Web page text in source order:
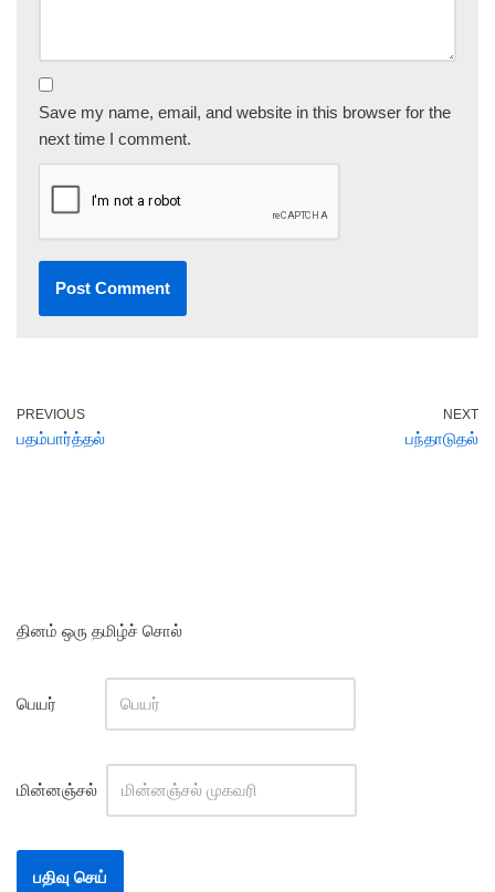
Save my name, email, and website in this browser for the
next time I comment.
PREVIOUS
பதம்பார்த்தல்
NEXT
பந்தாடுதல்
தினம் ஒரு தமிழ்ச் சொல்
பெயர்
மின்னஞ்சல்